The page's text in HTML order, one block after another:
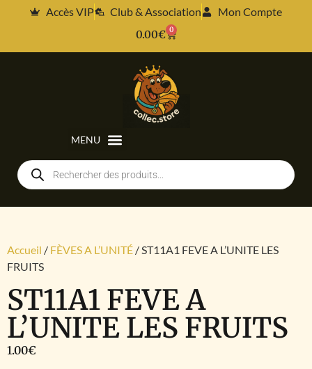
Accès VIP Club & Association
Mon Compte
0.00€ 0
Accueil / FÈVES A L’UNITÉ / ST11A1 FEVE A L’UNITE LES
FRUITS
ST11A1 FEVE A
L’UNITE LES FRUITS
1.00€